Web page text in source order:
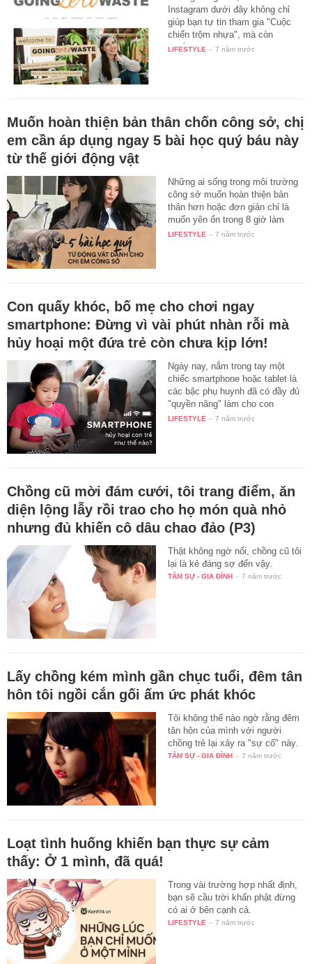
Instagram dưới đây không chỉ
giúp bạn tự tin tham gia "Cuộc
chiến trộm nhựa", mà còn
truyền…
LIFESTYLE - 7 năm trước
Muốn hoàn thiện bản thân chốn công sở, chị
em cần áp dụng ngay 5 bài học quý báu này
từ thế giới động vật
Những ai sống trong môi trường
công sở muốn hoàn thiện bản
thân hơn hoặc đơn giản chỉ là
muốn yên ổn trong 8 giờ làm
việc…
LIFESTYLE - 7 năm trước
Con quấy khóc, bố mẹ cho chơi ngay
smartphone: Đừng vì vài phút nhàn rỗi mà
hủy hoại một đứa trẻ còn chưa kịp lớn!
Ngày nay, nắm trong tay một
chiếc smartphone hoặc tablet là
các bậc phụ huynh đã có đầy đủ
"quyền năng" làm cho con
mình…
LIFESTYLE - 7 năm trước
Chồng cũ mời đám cưới, tôi trang điểm, ăn
diện lộng lẫy rồi trao cho họ món quà nhỏ
nhưng đủ khiến cô dâu chao đảo (P3)
Thật không ngờ nổi, chồng cũ tôi
lại là kẻ đáng sợ đến vậy.
TÂM SỰ - GIA ĐÌNH - 7 năm trước
Lấy chồng kém mình gần chục tuổi, đêm tân
hôn tôi ngồi cắn gối ấm ức phát khóc
Tôi không thể nào ngờ rằng đêm
tân hôn của mình với người
chồng trẻ lại xảy ra "sự cố" này.
TÂM SỰ - GIA ĐÌNH - 7 năm trước
Loạt tình huống khiến bạn thực sự cảm
thấy: Ở 1 mình, đã quá!
Trong vài trường hợp nhất định,
bạn sẽ cầu trời khấn phật đừng
có ai ở bên cạnh cả.
LIFESTYLE - 7 năm trước